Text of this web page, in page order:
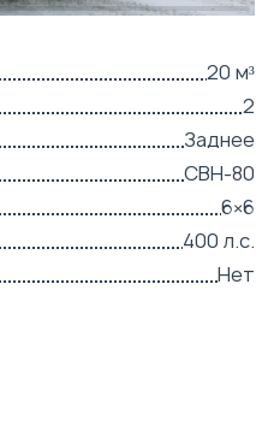
20 м³
2
Заднее
СВН-80
6×6
400 л.с.
Нет